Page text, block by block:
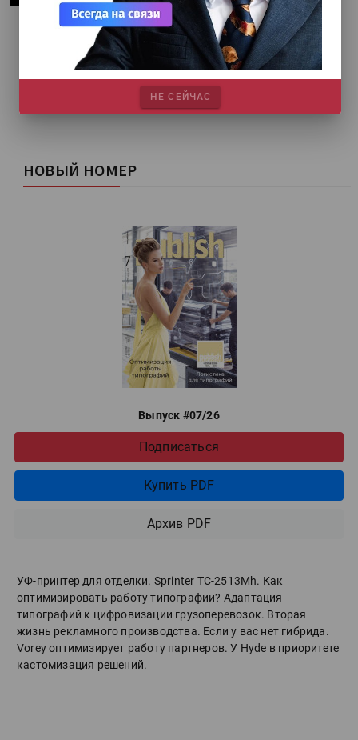
НОВЫЙ НОМЕР
Выпуск #07/26
Подписаться
Купить PDF
Архив PDF
УФ-принтер для отделки. Sprinter ТС-2513Mh. Как
оптимизировать работу типографии? Адаптация
типографий к цифровизации грузоперевозок. Вторая
жизнь рекламного производства. Если у вас нет гибрида.
Vorey оптимизирует работу партнеров. У Hyde в приоритете
кастомизация решений.
НЕ СЕЙЧАС